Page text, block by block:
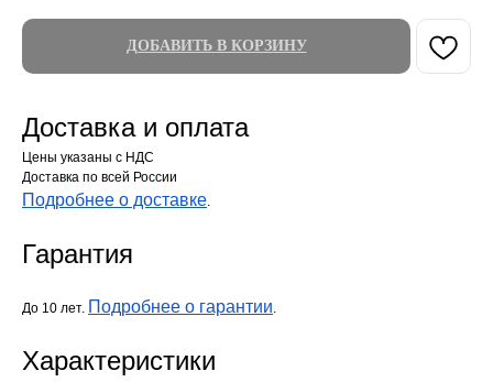
ДОБАВИТЬ В КОРЗИНУ
Доставка и оплата
Цены указаны с НДС
Доставка по всей России
Подробнее о доставке.
Гарантия
До 10 лет. Подробнее о гарантии.
Характеристики